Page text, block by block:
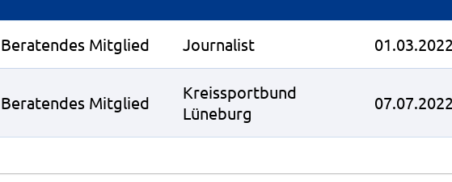
Beratendes Mitglied Journalist 01.03.2022
Beratendes Mitglied
Kreissportbund
Lüneburg
07.07.2022